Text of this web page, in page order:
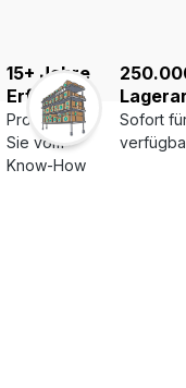
15+ Jahre
Erfahrung
Profitieren
Sie vom
Know-How
Sofort